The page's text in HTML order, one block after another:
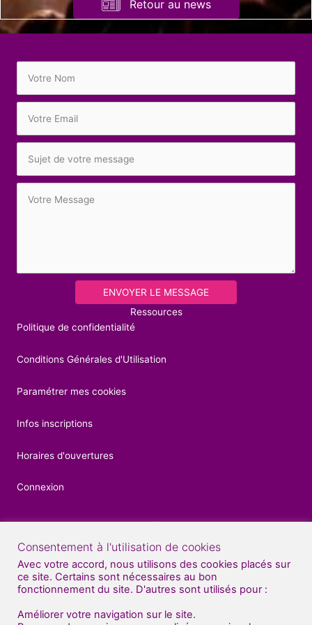
Retour au news
ENVOYER LE MESSAGE
Ressources
Politique de confidentialité
Conditions Générales d'Utilisation
Paramétrer mes cookies
Infos inscriptions
Horaires d'ouvertures
Connexion
Contacts
04 92 52 27 56
07 81 70 70 71
Consentement à l'utilisation de cookies
Avec votre accord, nous utilisons des cookies placés sur
ce site. Certains sont nécessaires au bon
fonctionnement du site. D'autres sont utilisés pour :
Améliorer votre navigation sur le site.